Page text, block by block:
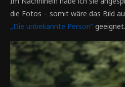
die Fotos – somit wäre das Bild
„Die unbekannte Person“